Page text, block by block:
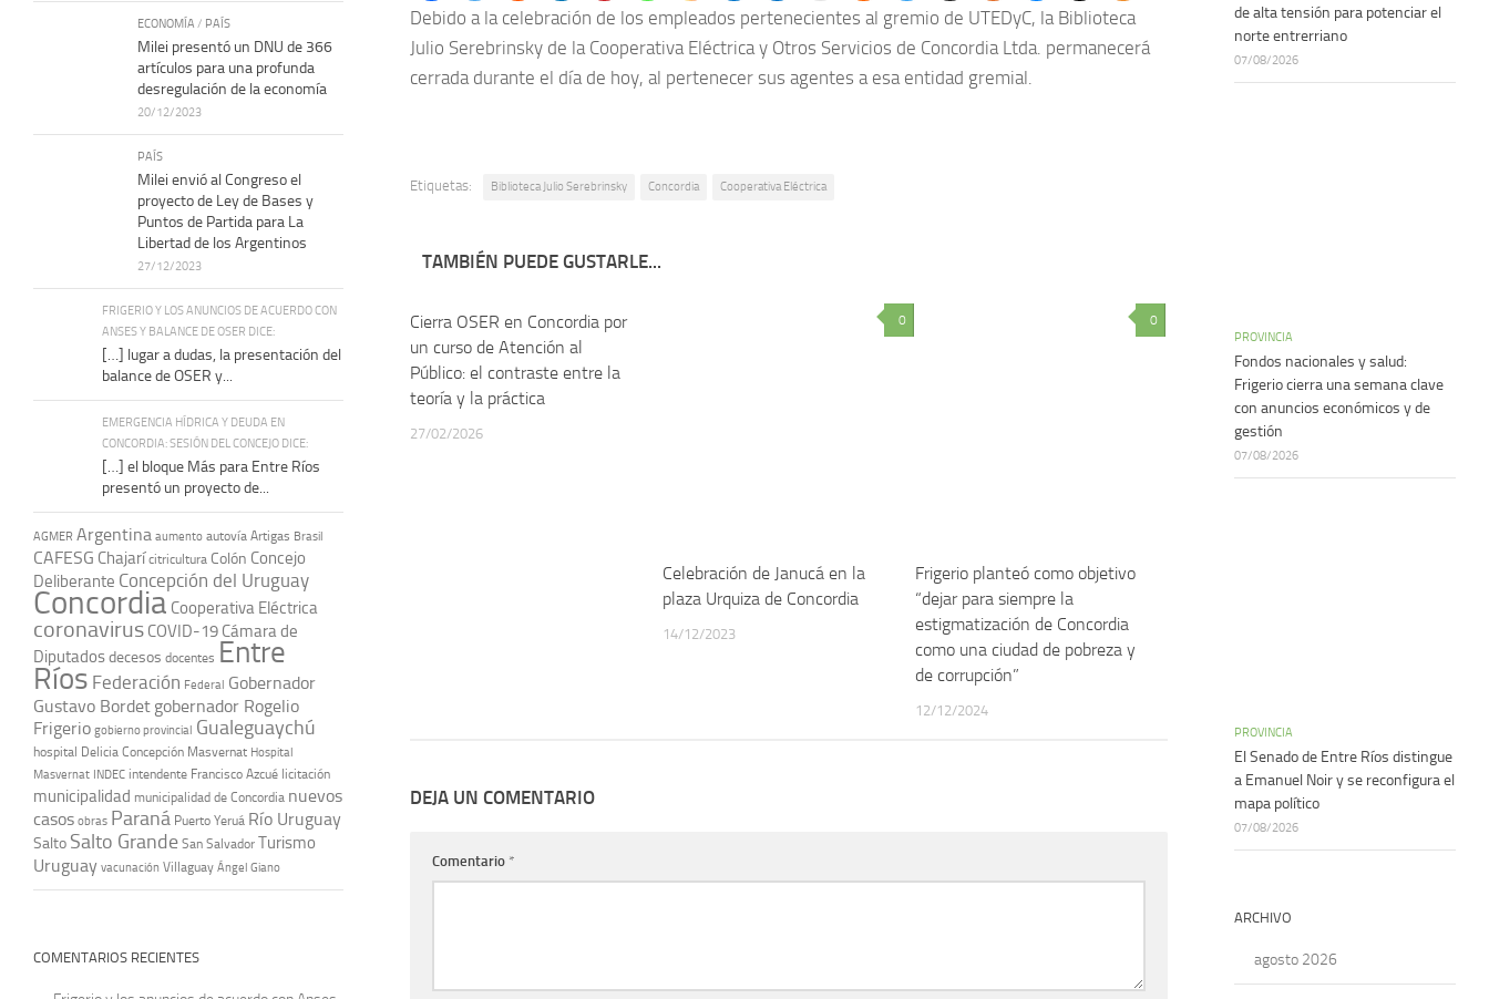
Debido a la celebración de los empleados pertenecientes al gremio de UTEDyC, la Biblioteca
Julio Serebrinsky de la Cooperativa Eléctrica y Otros Servicios de Concordia Ltda. permanecerá
cerrada durante el día de hoy, al pertenecer sus agentes a esa entidad gremial.
Etiquetas: Biblioteca Julio Serebrinsky Concordia Cooperativa Eléctrica
TAMBIÉN PUEDE GUSTARLE...
Cierra OSER en Concordia por
un curso de Atención al
Público: el contraste entre la
teoría y la práctica
27/02/2026
0
Celebración de Janucá en la
plaza Urquiza de Concordia
14/12/2023
0
Frigerio planteó como objetivo
“dejar para siempre la
estigmatización de Concordia
como una ciudad de pobreza y
de corrupción”
12/12/2024
DEJA UN COMENTARIO
Comentario *
ECONOMÍA / PAÍS
Milei presentó un DNU de 366
artículos para una profunda
desregulación de la economía
20/12/2023
PAÍS
Milei envió al Congreso el
proyecto de Ley de Bases y
Puntos de Partida para La
Libertad de los Argentinos
27/12/2023
FRIGERIO Y LOS ANUNCIOS DE ACUERDO CON
ANSES Y BALANCE DE OSER DICE:
[…] lugar a dudas, la presentación del
balance de OSER y...
EMERGENCIA HÍDRICA Y DEUDA EN
CONCORDIA: SESIÓN DEL CONCEJO DICE:
[…] el bloque Más para Entre Ríos
presentó un proyecto de...
AGMER Argentina aumento autovía Artigas Brasil
CAFESG Chajarí citricultura Colón Concejo
Deliberante Concepción del Uruguay
Concordia Cooperativa Eléctrica
coronavirus COVID-19 Cámara de
Diputadosdecesos docentes Entre
Ríos Federación Federal Gobernador
Gustavo Bordet gobernador Rogelio
Frigerio gobierno provincial Gualeguaychú
hospital Delicia Concepción Masvernat Hospital
Masvernat INDEC intendente Francisco Azcué licitación
municipalidad municipalidad de Concordia nuevos
casos obras Paraná Puerto Yeruá Río Uruguay
Salto Salto Grande San Salvador Turismo
Uruguay vacunación Villaguay Ángel Giano
COMENTARIOS RECIENTES
de alta tensión para potenciar el
norte entrerriano
07/08/2026
PROVINCIA
Fondos nacionales y salud:
Frigerio cierra una semana clave
con anuncios económicos y de
gestión
07/08/2026
PROVINCIA
El Senado de Entre Ríos distingue
a Emanuel Noir y se reconfigura el
mapa político
07/08/2026
ARCHIVO
agosto 2026